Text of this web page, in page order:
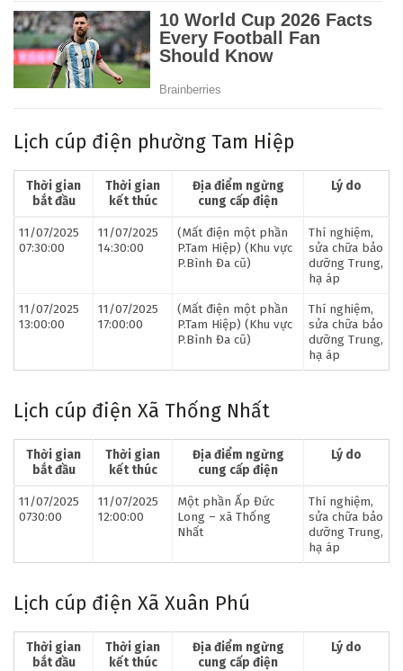
Lịch cúp điện phường Tam Hiệp
Thời gian
bắt đầu
Thời gian
kết thúc
Địa điểm ngừng
cung cấp điện
Lý do
11/07/2025
07:30:00
11/07/2025
14:30:00
(Mất điện một phần
P.Tam Hiệp) (Khu vực
P.Bình Đa cũ)
Thí nghiệm,
sửa chữa bảo
dưỡng Trung,
hạ áp
11/07/2025
13:00:00
11/07/2025
17:00:00
(Mất điện một phần
P.Tam Hiệp) (Khu vực
P.Bình Đa cũ)
Thí nghiệm,
sửa chữa bảo
dưỡng Trung,
hạ áp
Lịch cúp điện Xã Thống Nhất
Thời gian
bắt đầu
Thời gian
kết thúc
Địa điểm ngừng
cung cấp điện
Lý do
11/07/2025
0730:00
11/07/2025
12:00:00
Một phần Ấp Đức
Long – xã Thống
Nhất
Thí nghiệm,
sửa chữa bảo
dưỡng Trung,
hạ áp
Lịch cúp điện Xã Xuân Phú
Thời gian
bắt đầu
Thời gian
kết thúc
Địa điểm ngừng
cung cấp điện
Lý do